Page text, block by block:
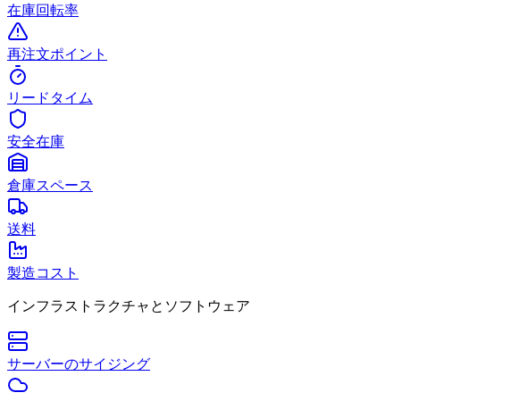
在庫回転率
再注文ポイント
リードタイム
安全在庫
倉庫スペース
送料
製造コスト
インフラストラクチャとソフトウェア
サーバーのサイジング